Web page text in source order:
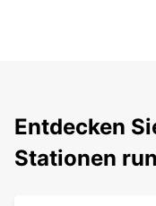
Entdecken
Stationen